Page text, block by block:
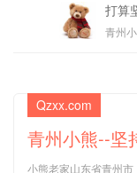
打算
青州
Qzxx.com
青州小熊--坚
小熊老家山东省青州